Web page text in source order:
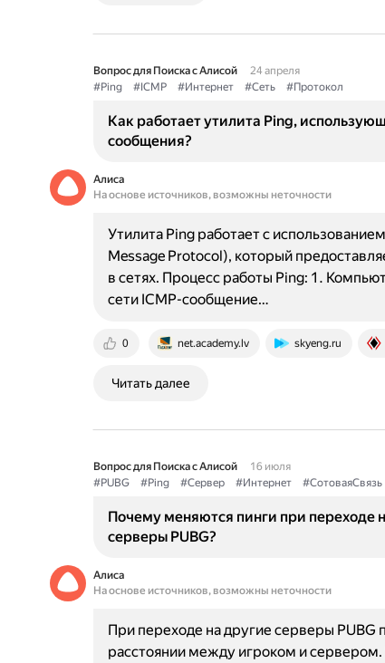
Вопрос для Поиска с Алисой
24 апреля
#Ping
#ICMP #Интернет #Сеть #Протокол
Как работает утилита Ping,
сообщения?
Алиса
На основе источников, возможны неточности
0 net.academy.lv skyeng.ru
Утилита Ping работает с
Message Protocol), который
в сетях. Процесс работы Ping: 1.
сети ICMP-сообщение…
Читать далее
Вопрос для Поиска с Алисой
16 июля
#PUBG
#Ping #Сервер #Интернет #СотоваяСвязь
Почему меняются пинги при переходе
серверы PUBG?
Алиса
На основе источников, возможны неточности
При переходе на другие серверы PUBG
расстоянии между игроком и